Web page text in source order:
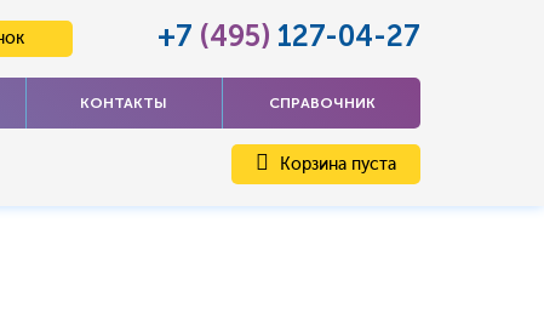
+7 (495) 127-04-27
КОНТАКТЫ СПРАВОЧНИК
Корзина пуста